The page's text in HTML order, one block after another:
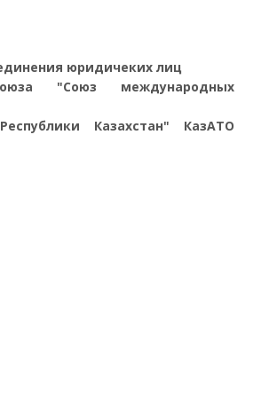
юридичеких лиц
"Союз международных
Казахстан" КазАТО